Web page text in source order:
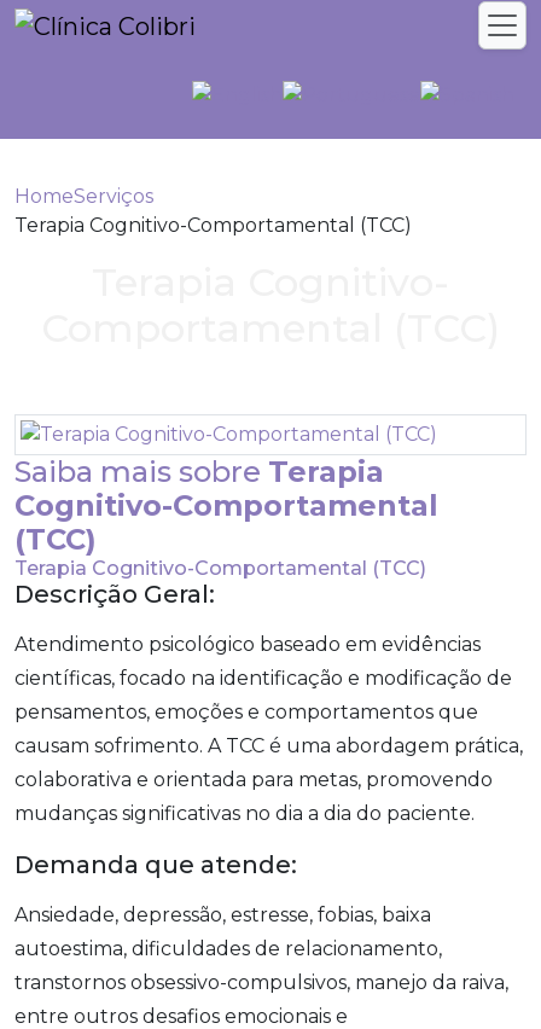
HomeServiços
Terapia Cognitivo-Comportamental (TCC)
Saiba mais sobre Terapia
Cognitivo-Comportamental
(TCC)
Terapia Cognitivo-Comportamental (TCC)
Descrição Geral:
Atendimento psicológico baseado em evidências
científicas, focado na identificação e modificação de
pensamentos, emoções e comportamentos que
causam sofrimento. A TCC é uma abordagem prática,
colaborativa e orientada para metas, promovendo
mudanças significativas no dia a dia do paciente.
Demanda que atende:
Ansiedade, depressão, estresse, fobias, baixa
autoestima, dificuldades de relacionamento,
transtornos obsessivo-compulsivos, manejo da raiva,
entre outros desafios emocionais e